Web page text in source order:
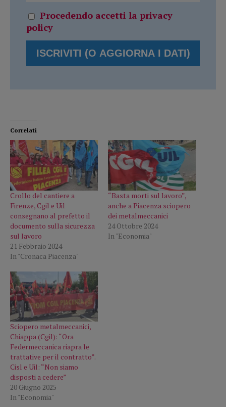
Procedendo accetti la privacy
policy
Correlati
Crollo del cantiere a
Firenze, Cgil e Uil
consegnano al prefetto il
documento sulla sicurezza
sul lavoro
21 Febbraio 2024
In "Cronaca Piacenza"
“Basta morti sul lavoro”,
anche a Piacenza sciopero
dei metalmeccanici
24 Ottobre 2024
In "Economia"
Sciopero metalmeccanici,
Chiappa (Cgil): “Ora
Federmeccanica riapra le
trattative per il contratto”.
Cisl e Uil: “Non siamo
disposti a cedere”
20 Giugno 2025
In "Economia"